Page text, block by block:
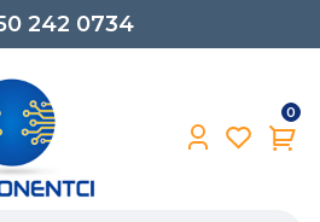
242 0734
0